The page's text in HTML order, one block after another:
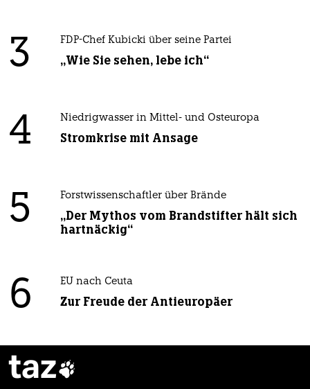
3 FDP-Chef Kubicki über seine Partei
„Wie Sie sehen, lebe ich“
4 Niedrigwasser in Mittel- und Osteuropa
Stromkrise mit Ansage
5 Forstwissenschaftler über Brände
„Der Mythos vom Brandstifter hält sich
hartnäckig“
6 EU nach Ceuta
Zur Freude der Antieuropäer
taz